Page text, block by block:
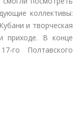
коллективы:
и творческая
приходе. В конце
го Полтавского